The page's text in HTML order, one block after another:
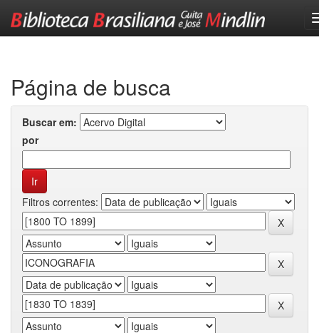
Página de busca
Buscar em:
por
Filtros correntes: